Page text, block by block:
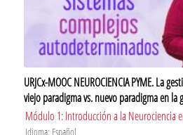
URJCx-MOOC NEUROCIENCIA PYME. La
viejo paradigma vs. nuevo paradigma en la
Módulo 1: Introducción a la Neurociencia
Idioma: Español